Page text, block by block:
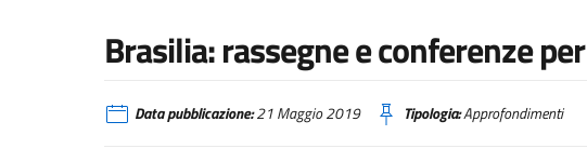
Brasilia: rassegne e conferenze
Data pubblicazione:21 Maggio 2019 Tipologia:Approfondimenti